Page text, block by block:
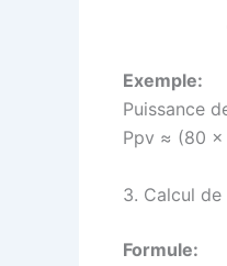
Exemple:
Puissance
Ppv ≈ (80
3. Calcul
Formule: